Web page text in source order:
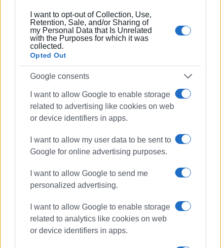
I want to opt-out of Collection, Use,
Retention, Sale, and/or Sharing of
my Personal Data that Is Unrelated
with the Purposes for which it was
collected.
Opted Out
Google consents
I want to allow Google to enable storage
related to advertising like cookies on web
or device identifiers in apps.
I want to allow my user data to be sent to
Google for online advertising purposes.
I want to allow Google to send me
personalized advertising.
I want to allow Google to enable storage
related to analytics like cookies on web
or device identifiers in apps.